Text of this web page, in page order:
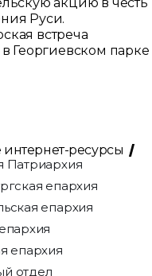
Руси.
встреча
в Георгиевском парке
ресурсы
Патриархия
епархия
епархия
епархия
отдел